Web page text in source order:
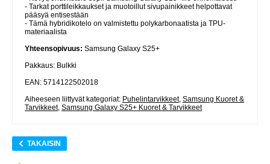
- Tarkat porttileikkaukset ja muotoillut sivupainikkeet helpottavat
pääsyä entisestään
- Tämä hybridikotelo on valmistettu polykarbonaatista ja TPU-
materiaalista
Yhteensopivuus: Samsung Galaxy S25+
Pakkaus: Bulkki
EAN: 5714122502018
Aiheeseen liittyvät kategoriat: Puhelintarvikkeet, Samsung Kuoret &
Tarvikkeet, Samsung Galaxy S25+ Kuoret & Tarvikkeet
TAKAISIN